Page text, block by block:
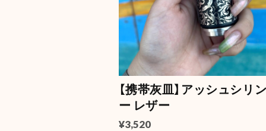
【携帯灰皿】アッシュシリ
ー レザー
¥3,520